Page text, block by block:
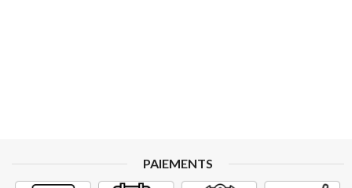
PAIEMENTS